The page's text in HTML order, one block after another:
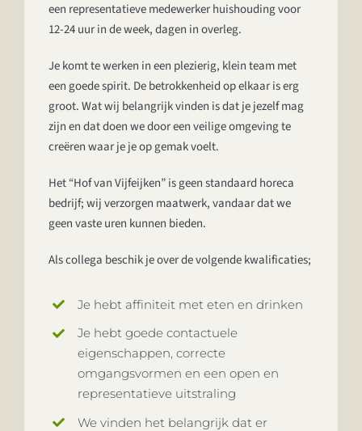
een representatieve medewerker huishouding voor
12-24 uur in de week, dagen in overleg.
Je komt te werken in een plezierig, klein team met
een goede spirit. De betrokkenheid op elkaar is erg
groot. Wat wij belangrijk vinden is dat je jezelf mag
zijn en dat doen we door een veilige omgeving te
creëren waar je je op gemak voelt.
Het “Hof van Vijfeijken” is geen standaard horeca
bedrijf; wij verzorgen maatwerk, vandaar dat we
geen vaste uren kunnen bieden.
Als collega beschik je over de volgende kwalificaties;
Je hebt affiniteit met eten en drinken
Je hebt goede contactuele
eigenschappen, correcte
omgangsvormen en een open en
representatieve uitstraling
We vinden het belangrijk dat er